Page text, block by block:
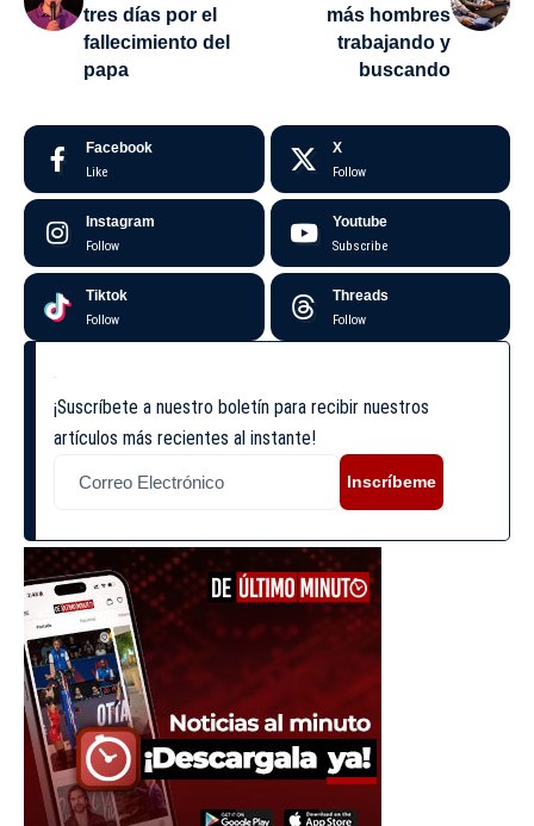
tres días por el
fallecimiento del
papa
más hombres
trabajando y
buscando
Facebook
Like
X
Follow
Instagram
Follow
Youtube
Subscribe
Tiktok
Follow
Threads
Follow
¡Suscríbete a nuestro boletín para recibir nuestros
artículos más recientes al instante!
Inscríbeme